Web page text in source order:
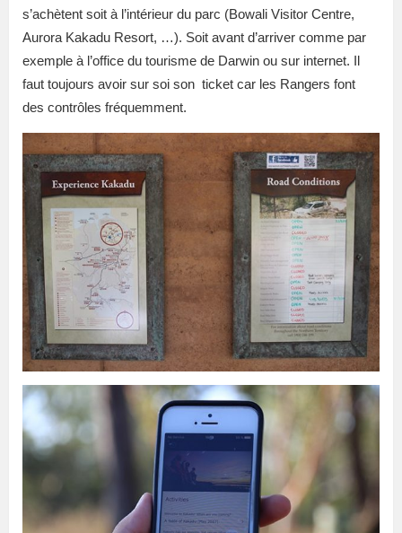
s’achètent soit à l’intérieur du parc (Bowali Visitor Centre,
Aurora Kakadu Resort, …). Soit avant d’arriver comme par
exemple à l’office du tourisme de Darwin ou sur internet. Il
faut toujours avoir sur soi son ticket car les Rangers font
des contrôles fréquemment.